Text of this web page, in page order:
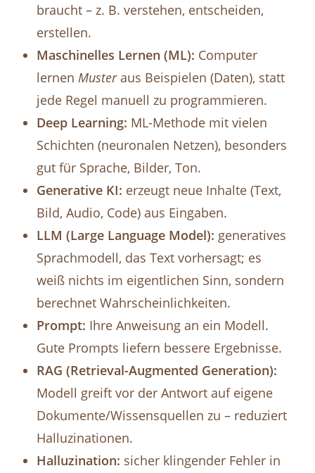
braucht – z. B. verstehen, entscheiden,
erstellen.
Maschinelles Lernen (ML): Computer
lernenMusteraus Beispielen (Daten), statt
jede Regel manuell zu programmieren.
Deep Learning: ML-Methode mit vielen
Schichten (neuronalen Netzen), besonders
gut für Sprache, Bilder, Ton.
Generative KI: erzeugt neue Inhalte (Text,
Bild, Audio, Code) aus Eingaben.
LLM (Large Language Model): generatives
Sprachmodell, das Text vorhersagt; es
weiß nichts im eigentlichen Sinn, sondern
berechnet Wahrscheinlichkeiten.
Prompt: Ihre Anweisung an ein Modell.
Gute Prompts liefern bessere Ergebnisse.
RAG (Retrieval-Augmented Generation):
Modell greift vor der Antwort auf eigene
Dokumente/Wissensquellen zu – reduziert
Halluzinationen.
Halluzination: sicher klingender Fehler in